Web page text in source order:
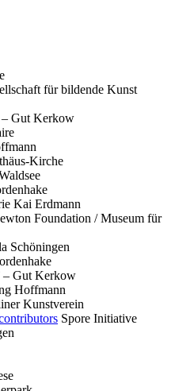
für bildende Kunst
Gut Kerkow
Kirche
Kai Erdmann
Foundation / Museum für
Schöningen
Gut Kerkow
Hoffmann
Kunstverein
Spore Initiative